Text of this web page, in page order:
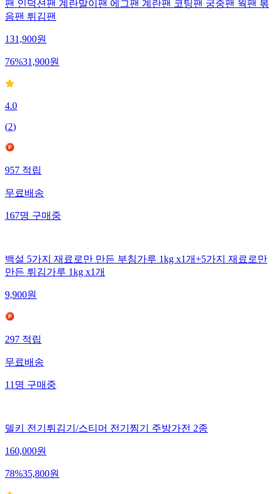
팬 인덕션팬 계란말이팬 에그팬 계란팬 코팅팬 궁중팬 웍팬 볶
음팬 튀김팬
131,900원
76%31,900원
4.0
(2)
957적립
무료배송
167명구매중
백설 5가지 재료로만 만든 부침가루 1kg x1개+5가지 재료로만
만든 튀김가루 1kg x1개
9,900원
297적립
무료배송
11명구매중
델키 전기튀김기/스티머 전기찜기 주방가전 2종
160,000원
78%35,800원